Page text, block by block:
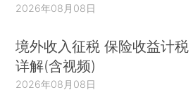
2026年08月08日
境外收入征税 保险收益计税
详解(含视频)
2026年08月08日